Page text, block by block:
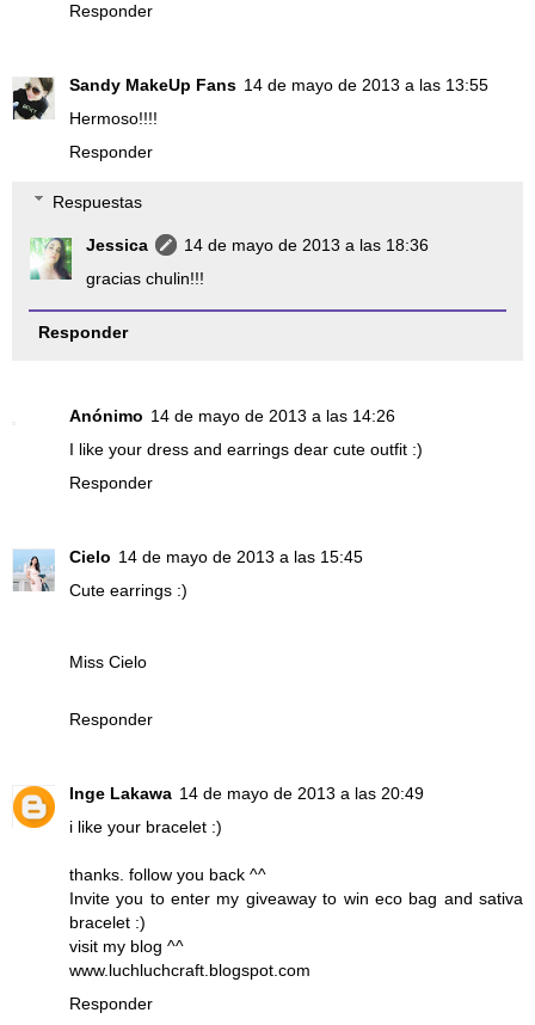
Responder
Sandy MakeUp Fans 14 de mayo de 2013 a las 13:55
Hermoso!!!!
Responder
Respuestas
Jessica
14 de mayo de 2013 a las 18:36
gracias chulin!!!
Responder
Anónimo 14 de mayo de 2013 a las 14:26
I like your dress and earrings dear cute outfit :)
Responder
Cielo 14 de mayo de 2013 a las 15:45
Cute earrings :)
Miss Cielo
Responder
Inge Lakawa 14 de mayo de 2013 a las 20:49
i like your bracelet :)
thanks. follow you back ^^
Invite you to enter my giveaway to win eco bag and sativa
bracelet :)
visit my blog ^^
www.luchluchcraft.blogspot.com
Responder